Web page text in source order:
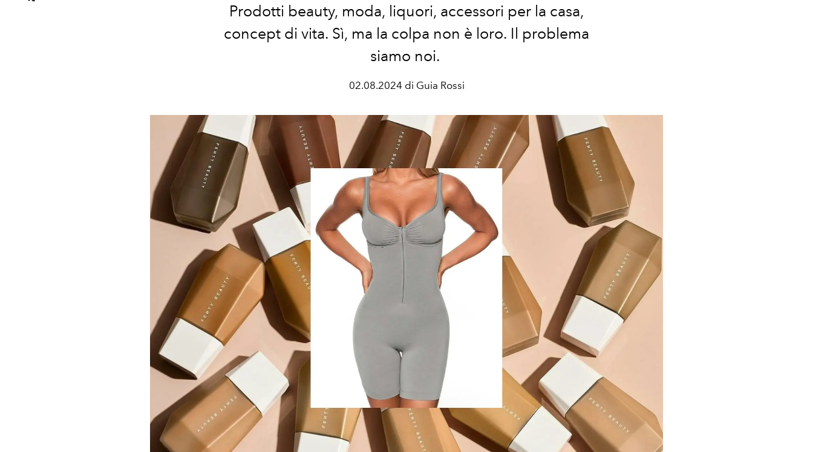
Prodotti beauty, moda, liquori, accessori per la casa,
concept di vita. Sì, ma la colpa non è loro. Il problema
siamo noi.
02.08.2024 di Guia Rossi